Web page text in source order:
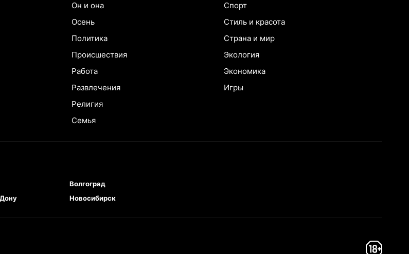
Он и она
Осень
Политика
Происшествия
Работа
Развлечения
Религия
Семья
Спорт
Стиль и красота
Страна и мир
Экология
Экономика
Игры
Волгоград
Новосибирск